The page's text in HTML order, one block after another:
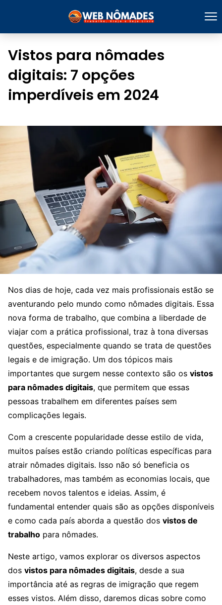
Vistos para nômades
digitais: 7 opções
imperdíveis em 2024
Nos dias de hoje, cada vez mais profissionais estão se
aventurando pelo mundo como nômades digitais. Essa
nova forma de trabalho, que combina a liberdade de
viajar com a prática profissional, traz à tona diversas
questões, especialmente quando se trata de questões
legais e de imigração. Um dos tópicos mais
importantes que surgem nesse contexto são os vistos
para nômades digitais, que permitem que essas
pessoas trabalhem em diferentes países sem
complicações legais.
Com a crescente popularidade desse estilo de vida,
muitos países estão criando políticas específicas para
atrair nômades digitais. Isso não só beneficia os
trabalhadores, mas também as economias locais, que
recebem novos talentos e ideias. Assim, é
fundamental entender quais são as opções disponíveis
e como cada país aborda a questão dos vistos de
trabalho para nômades.
Neste artigo, vamos explorar os diversos aspectos
dos vistos para nômades digitais, desde a sua
importância até as regras de imigração que regem
esses vistos. Além disso, daremos dicas sobre como